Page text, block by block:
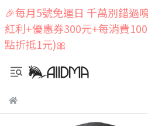
🎉每月5號免運日 千萬別錯過
紅利+優惠券300元+每消費
點折抵1元)🎀